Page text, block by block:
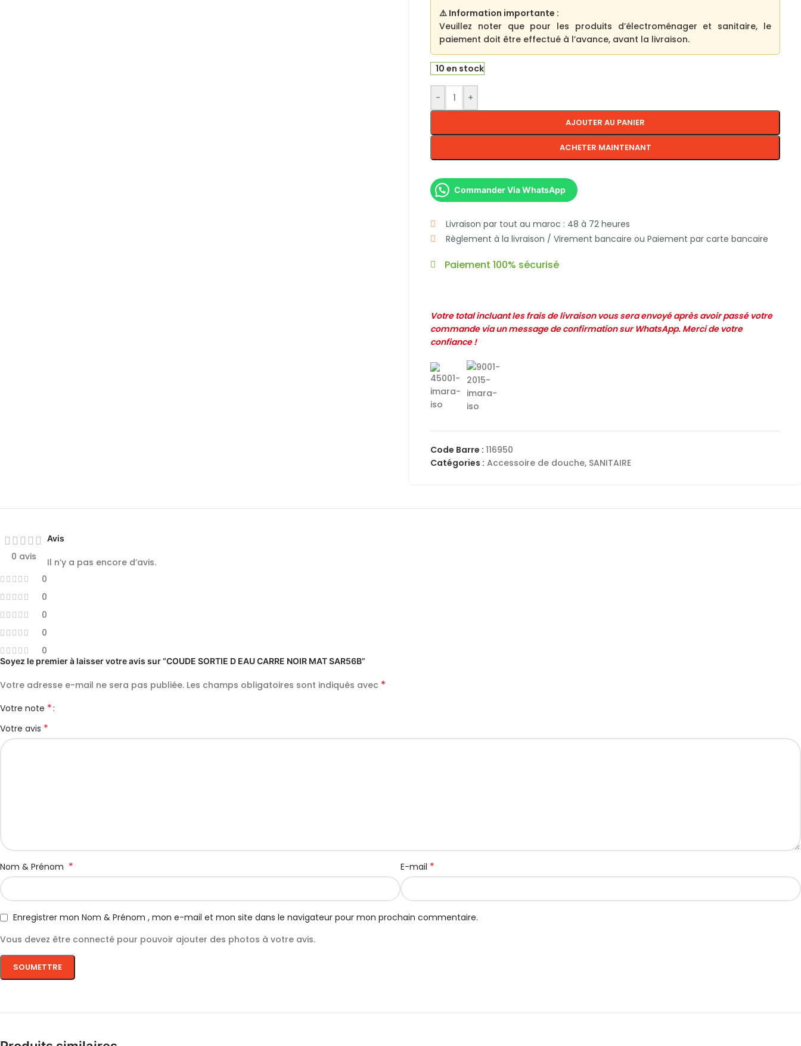
⚠️ Information importante :
Veuillez noter que pour les produits d’électroménager et sanitaire, le
paiement doit être effectué à l’avance, avant la livraison.
10 en stock
- +
AJOUTER AU PANIER
ACHETER MAINTENANT
Commander Via WhatsApp
Livraison par tout au maroc : 48 à 72 heures
Règlement à la livraison / Virement bancaire ou Paiement par carte bancaire
Paiement 100% sécurisé
Votre total incluant les frais de livraison vous sera envoyé après avoir passé votre
commande via un message de confirmation sur WhatsApp. Merci de votre
confiance !
Code Barre : 116950
Catégories : Accessoire de douche, SANITAIRE
0 avis
0
0
0
0
0
Avis
Il n’y a pas encore d’avis.
Soyez le premier à laisser votre avis sur “COUDE SORTIE D EAU CARRE NOIR MAT SAR56B”
Votre adresse e-mail ne sera pas publiée. Les champs obligatoires sont indiqués avec *
Votre note *
Votre avis *
Nom & Prénom * E-mail *
Enregistrer mon Nom & Prénom , mon e-mail et mon site dans le navigateur pour mon prochain commentaire.
Vous devez être connecté pour pouvoir ajouter des photos à votre avis.